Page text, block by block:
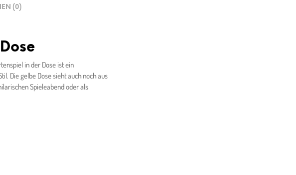
(0)
in der Dose ist ein
Die gelbe Dose sieht auch noch aus
Spieleabend oder als